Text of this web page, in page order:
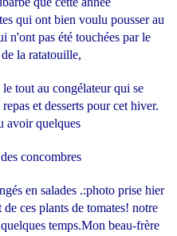
qui ont bien voulu pousser au
n'ont pas été touchées par le
la ratatouille,
tout au congélateur qui se
et desserts pour cet hiver.
avoir quelques
concombres
en salades .:photo prise hier
ces plants de tomates! notre
temps.Mon beau-frère